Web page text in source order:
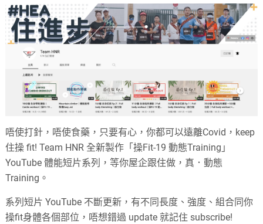
size.size.size.
唔使打針，唔使食藥，只要有心，你都可以遠離Covid，keep
住操 fit! Team HNR 全新製作「操Fit-19 動態Training」
YouTube 體能短片系列，等你屋企跟住做，真．動態
Training。
系列短片 YouTube 不斷更新，有不同長度、強度、組合同你
操fit身體各個部位，唔想錯過 update 就記住 subscribe!